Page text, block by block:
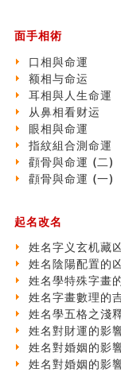
玄空本义 (二)
大門風水五大禁
出现这几种面相
寓意好的五行属
玄空本义 (一)
＂天下第一关＂
无名指长的人有
六爻測住宅風水 (
別再一知半解！
《盲派命理》 (
風水辟邪大全
手指饱满福运加
八字铁口直断经
《高岛易断》(四)
民間風水知識九
马斯克八字分析
饭店餐馆风水布
六爻占卜中如何
《高岛易断》(三)
面手相術
口相與命運
额相与命运
耳相與人生命運
从鼻相看财运
眼相與命運
指紋組合測命運
顴骨與命運 (二)
顴骨與命運 (一)
起名改名
姓名字义玄机藏
姓名陰陽配置的
姓名學特殊字畫
姓名字畫數理的
姓名學五格之淺
姓名對財運的影
姓名對婚姻的影
姓名對婚姻的影